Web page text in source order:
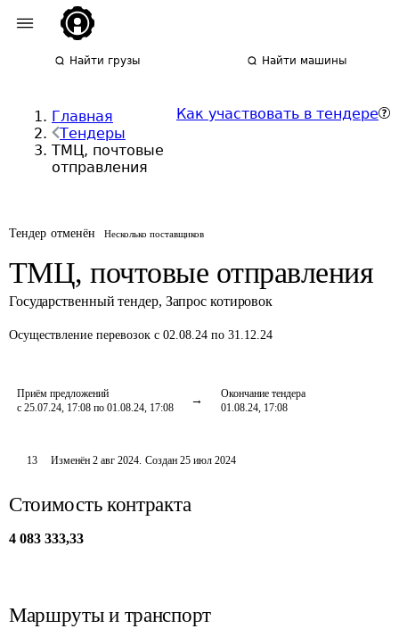
Найти грузы Найти машины
Главная
Тендеры
ТМЦ, почтовые
отправления
Как участвовать в тендере
Тендер отменён Несколько поставщиков
ТМЦ, почтовые отправления
Государственный тендер, Запрос котировок
Осуществление перевозок с 02.08.24 по 31.12.24
Приём предложений
с 25.07.24, 17:08 по 01.08.24, 17:08
Окончание тендера
01.08.24, 17:08
13 Изменён2 авг 2024. Создан 25 июл 2024
Стоимость контракта
4 083 333,33
Маршруты и транспорт